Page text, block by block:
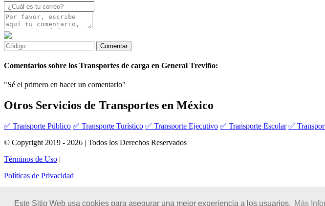
Este Sitio Web usa cookies para asegurar una mejor experiencia a los usuarios. Más
Comentarios sobre los Transportes de carga en General Treviño:
"Sé el primero en hacer un comentario"
Otros Servicios de Transportes en México
✅ Transporte Público ✅ Transporte Turístico ✅ Transporte Ejecutivo ✅ Transporte Escolar ✅
© Copyright 2019 - 2026 | Todos los Derechos Reservados
Términos de Uso |
Políticas de Privacidad